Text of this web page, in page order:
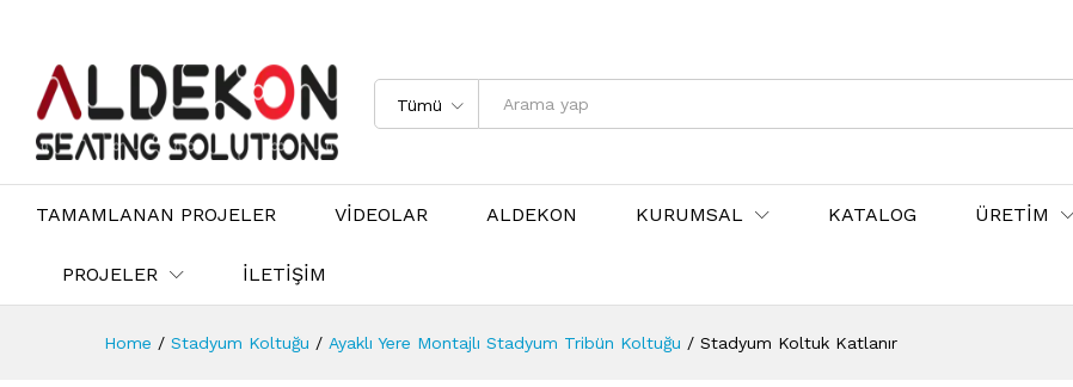
Tümü
TAMAMLANAN PROJELER VİDEOLAR ALDEKON KURUMSAL KATALOG ÜRETİM
PROJELER İLETİŞİM
Home / Stadyum Koltuğu / Ayaklı Yere Montajlı Stadyum Tribün Koltuğu / Stadyum Koltuk Katlanır